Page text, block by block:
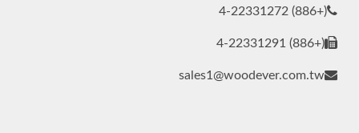
(+886) 4-22331272
(+886) 4-22331291
sales1@woodever.com.tw